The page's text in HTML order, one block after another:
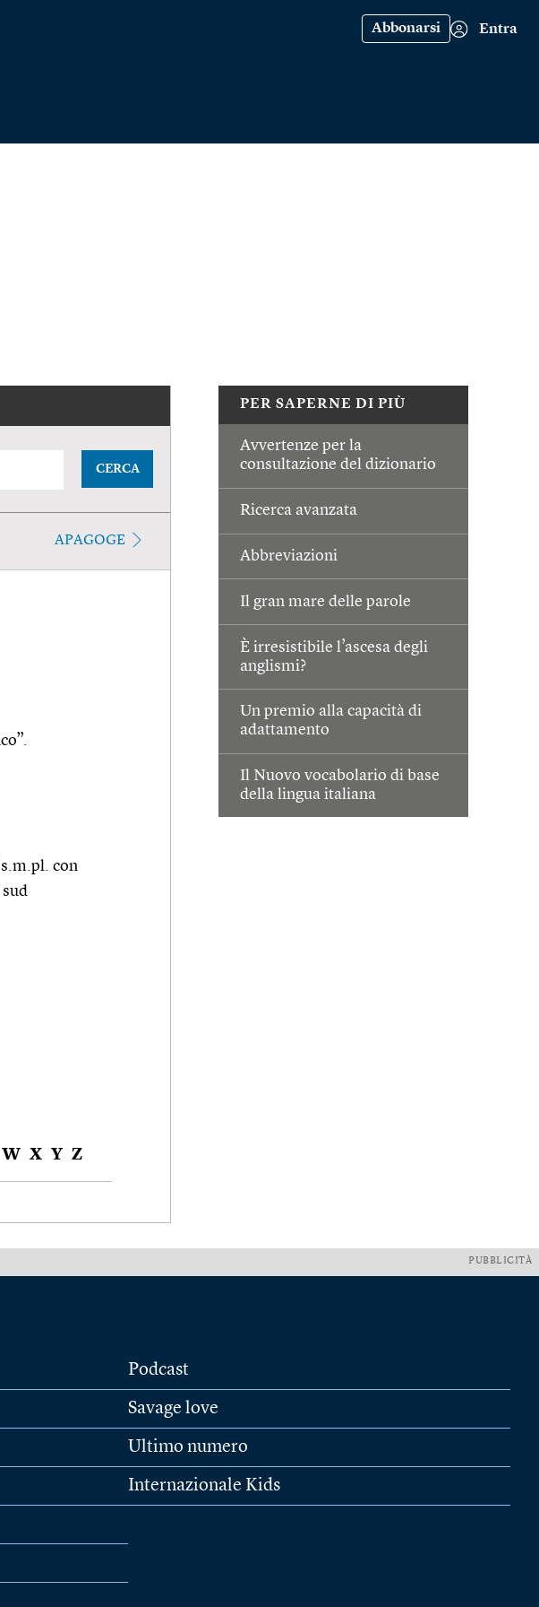
Abbonarsi Entra
PER SAPERNE DI PIÙ
Avvertenze per la
consultazione del dizionario
Ricerca avanzata
Abbreviazioni
Il gran mare delle parole
È irresistibile l’ascesa degli
anglismi?
Un premio alla capacità di
adattamento
Il Nuovo vocabolario di base
della lingua italiana
CERCA
APAGOGE
s.m.pl. con
W X Y Z
PUBBLICITÀ
Podcast
Savage love
Ultimo numero
Internazionale Kids